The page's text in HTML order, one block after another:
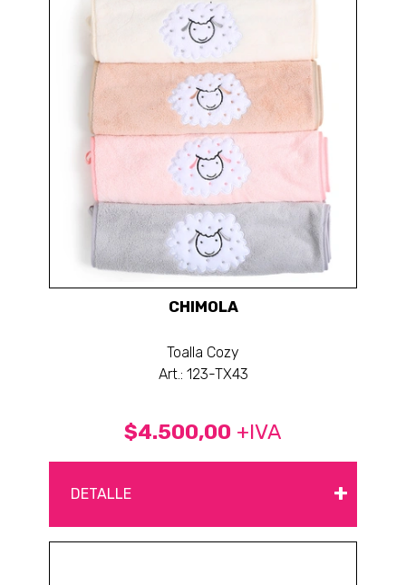
CHIMOLA
Toalla Cozy
Art.: 123-TX43
$4.500,00 +IVA
DETALLE +